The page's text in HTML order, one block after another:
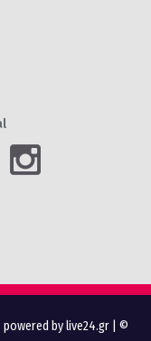
powered by live24.gr | ©